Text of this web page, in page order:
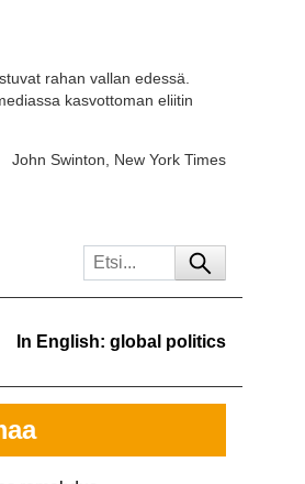
rahan vallan edessä.
kasvottoman eliitin
John Swinton, New York Times
In English: global politics